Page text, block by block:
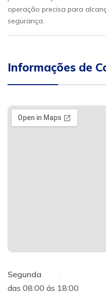
operação precisa para
segurança.
Informações de
Segunda
:
das 08:00 ás 18:00